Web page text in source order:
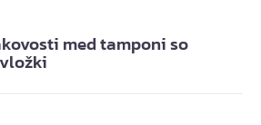
med tamponi so